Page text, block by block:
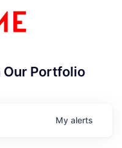
Portfolio
My alerts